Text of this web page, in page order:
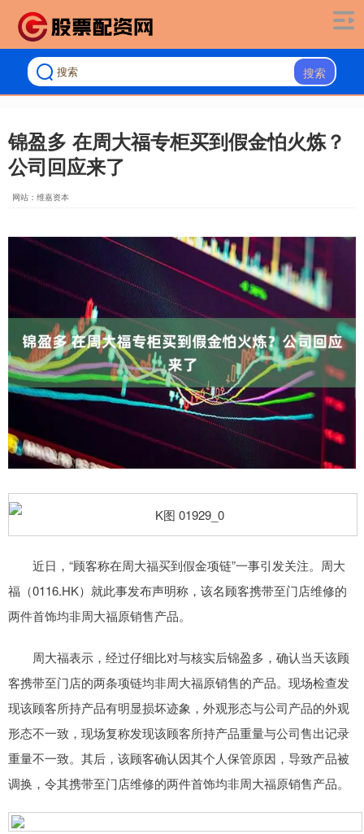
搜索
锦盈多 在周大福专柜买到假金怕火炼？
公司回应来了
网站：维嘉资本
近日，“顾客称在周大福买到假金项链”一事引发关注。周大
福（0116.HK）就此事发布声明称，该名顾客携带至门店维修的
两件首饰均非周大福原销售产品。
周大福表示，经过仔细比对与核实后锦盈多，确认当天该顾
客携带至门店的两条项链均非周大福原销售的产品。现场检查发
现该顾客所持产品有明显损坏迹象，外观形态与公司产品的外观
形态不一致，现场复称发现该顾客所持产品重量与公司售出记录
重量不一致。其后，该顾客确认因其个人保管原因，导致产品被
调换，令其携带至门店维修的两件首饰均非周大福原销售产品。